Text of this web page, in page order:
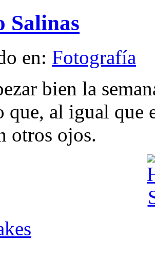
Salinas
en: Fotografía
bien la
que, al igual que
otros ojos.